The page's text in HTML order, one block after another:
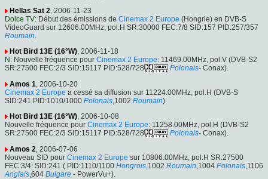
Hellas Sat 2, 2006-11-23
Dolce TV: Début des émissions de Cinemax 2 Europe (Hongrie) en DVB-S
VideoGuard sur 12606.00MHz, pol.H SR:30000 FEC:7/8 SID:157 PID:257/357
Roumain.
Hot Bird 13E (16°W), 2006-11-18
N : Nouvelle fréquence pour Cinemax 2 Europe: 11469.00MHz, pol.V (DVB-S2
SR:27500 FEC:2/3 SID:15117 PID:528/728
Polonais- Conax).
Amos 1, 2006-10-20
Cinemax 2 Europe a cessé sa diffusion sur 11224.00MHz, pol.H (DVB-S
SID:241 PID:1010/1000 Polonais,1002 Roumain)
Hot Bird 13E (16°W), 2006-10-08
Nouvelle fréquence pour Cinemax 2 Europe: 11258.00MHz, pol.H (DVB-S2
SR:27500 FEC:2/3 SID:15117 PID:528/728
Polonais- Conax).
Amos 2 , 2006-07-06
Nouveau SID pour Cinemax 2 Europe sur 10806.00MHz, pol.H SR:27500
FEC:3/4: SID:241 ( PID:1110/1100 Hongrois ,1002 Roumain ,1004 Polonais ,1106
Anglais ,604 Bulgare - PowerVu+).